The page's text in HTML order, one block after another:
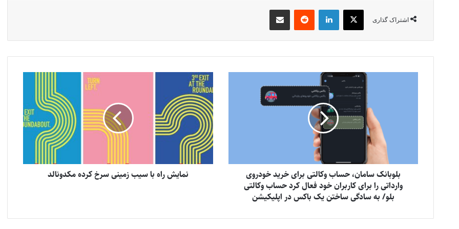
اشتراک گذاری
X لینکدین ‫رددیت اشتراک گذاری از طریق ایمیل
بلوبانک سامان، حساب وکالتی برای خرید خودروی
وارداتی را برای کاربران خود فعال کرد حساب وکالتی
بلو/ به سادگی ساختن یک باکس در اپلیکیشن
نمایش راه با سیب زمینی سرخ کرده مکدونالد